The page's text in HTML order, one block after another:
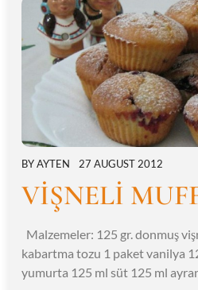
BYAYTEN 27 AUGUST 2012
VİŞNELİ
Malzemeler: 125 gr. donmuş
kabartma tozu 1 paket vanilya
yumurta 125 ml süt 125 ml